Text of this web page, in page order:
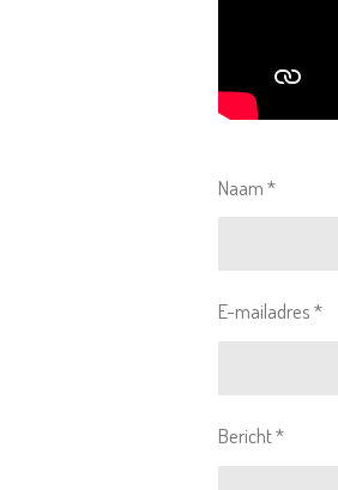
Naam *
E-mailadres *
Bericht *